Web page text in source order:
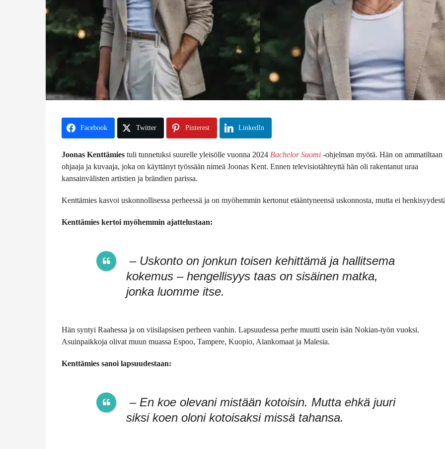
Facebook Twitter Pinterest LinkedIn
Joonas Kenttämies tuli tunnetuksi suurelle yleisölle vuonna 2024 Bachelor Suomi -ohjelman myötä. Hän on ammatiltaan
ohjaaja ja kuvaaja, joka on käyttänyt työssään nimeä Joonas Kent. Ennen televisiotähteyttä hän oli rakentanut uraa
kansainvälisten artistien ja brändien parissa.
Kenttämies kasvoi uskonnollisessa perheessä ja on myöhemmin kertonut etääntyneensä uskonnosta, mutta ei
Kenttämies kertoi myöhemmin ajattelustaan:
– Uskonto on jonkun toisen kehittämä ja hallitsema
kokemus – hengellisyys taas on sisäinen matka,
jonka luomme itse.
Hän syntyi Raahessa ja on viisilapsisen perheen vanhin. Lapsuudessa perhe muutti usein isän Nokian-työn vuoksi.
Asuinpaikkoja olivat muun muassa Espoo, Tampere, Kuopio, Alankomaat ja Malesia.
Kenttämies sanoi lapsuudestaan:
– En koe olevani mistään kotoisin. Mutta ehkä juuri
siksi koen oloni kotoisaksi missä tahansa.